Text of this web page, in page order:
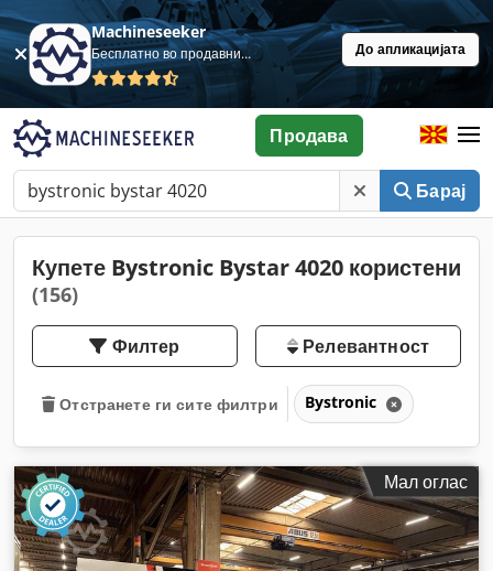
Machineseeker
Бесплатно во продавница До апликацијата
Барај
Продава
Купете Bystronic Bystar 4020 користени
(156)
Филтер Релевантност
Отстранете ги сите филтри Bystronic
Мал оглас